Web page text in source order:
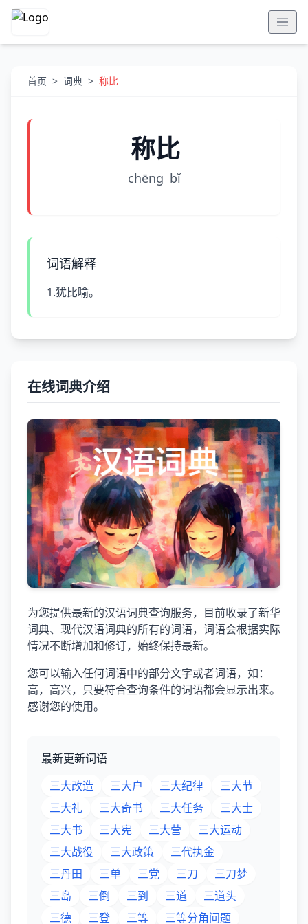
首页 > 词典 > 称比
称比
chēnɡ bǐ
词语解释
1.犹比喻。
在线词典介绍
为您提供最新的汉语词典查询服务，目前收录了新华
词典、现代汉语词典的所有的词语，词语会根据实际
情况不断增加和修订，始终保持最新。
您可以输入任何词语中的部分文字或者词语，如：
高，高兴，只要符合查询条件的词语都会显示出来。
感谢您的使用。
最新更新词语
三大改造
三大户 三大纪律
三大节
三大礼
三大奇书 三大任务
三大士
三大书
三大宪 三大营
三大运动
三大战役
三大政策
三代执金
三丹田
三单 三党 三刀
三刀梦
三岛
三倒 三到 三道
三道头
三德
三登 三等 三等分角问题